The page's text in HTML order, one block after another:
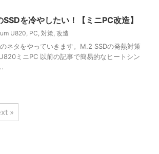
を冷やしたい！【ミニPC改造】
U820 PC 対策 改造
ネタをやっていきます。M.2 SSDの発熱対策
ミニPC 以前の記事で簡易的なヒートシン
»